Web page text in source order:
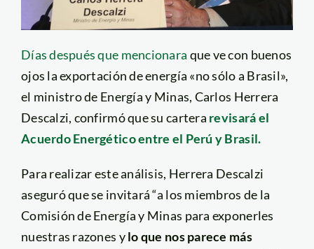
Días después que mencionara que ve con buenos
ojos la exportación de energía «no sólo a Brasil»,
el ministro de Energía y Minas, Carlos Herrera
Descalzi, confirmó que su cartera revisará el
Acuerdo Energético entre el Perú y Brasil.
Para realizar este análisis, Herrera Descalzi
aseguró que se invitará “a los miembros de la
Comisión de Energía y Minas para exponerles
nuestras razones ylo que nos parece más